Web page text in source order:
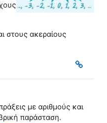
στους ακεραίους
με αριθμούς και
παράσταση.